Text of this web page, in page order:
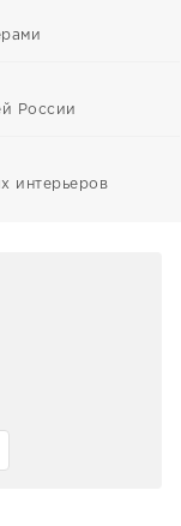
России
интерьеров